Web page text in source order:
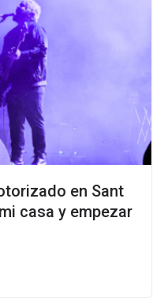
en Sant
casa y empezar